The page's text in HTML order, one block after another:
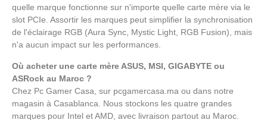
quelle marque fonctionne sur n'importe quelle carte mère via le
slot PCIe. Assortir les marques peut simplifier la synchronisation
de l'éclairage RGB (Aura Sync, Mystic Light, RGB Fusion), mais
n'a aucun impact sur les performances.
Où acheter une carte mère ASUS, MSI, GIGABYTE ou
ASRock au Maroc ?
Chez Pc Gamer Casa, sur pcgamercasa.ma ou dans notre
magasin à Casablanca. Nous stockons les quatre grandes
marques pour Intel et AMD, avec livraison partout au Maroc.